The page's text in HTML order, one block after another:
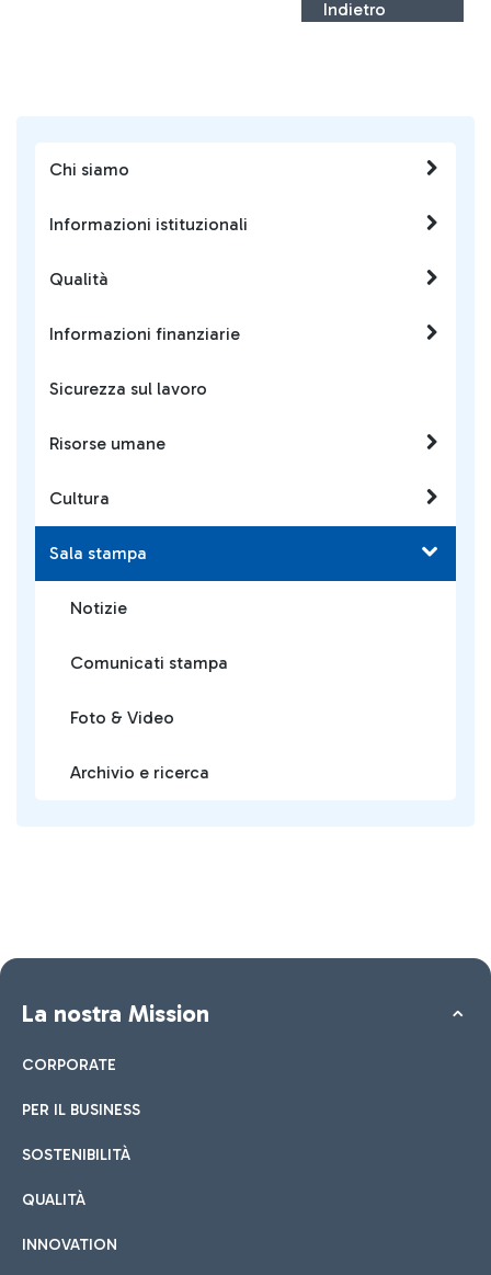
Chi siamo
Informazioni istituzionali
Qualità
Informazioni finanziarie
Sicurezza sul lavoro
Risorse umane
Cultura
Sala stampa
Notizie
Comunicati stampa
Foto & Video
Archivio e ricerca
Indietro
La nostra Mission
CORPORATE
PER IL BUSINESS
SOSTENIBILITÀ
QUALITÀ
INNOVATION